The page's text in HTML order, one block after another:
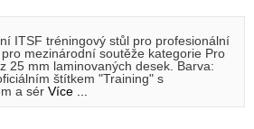
ITSF tréningový stůl pro profesionální
mezinárodní soutěže kategorie Pro
25 mm laminovaných desek. Barva:
štítkem "Training" s
a sér Více ...